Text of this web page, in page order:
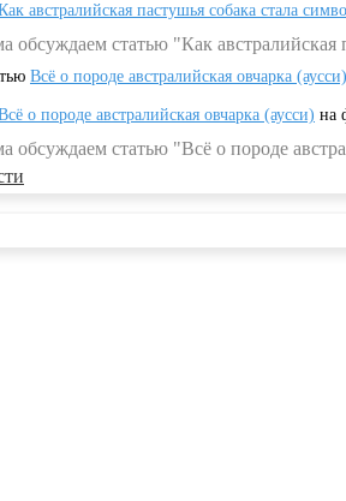
австралийская пастушья собака стала
обсуждаем статью "Как
Всё о породе австралийская овчарка (аусси)
о породе австралийская овчарка (аусси) на
обсуждаем статью "Всё о породе